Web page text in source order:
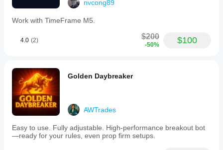
nvcong89
Work with TimeFrame M5.
4.0 (2) $200
-50% $100
Golden Daybreaker
AWTrades
Easy to use. Fully adjustable. High-performance breakout bot
—ready for your rules, even prop firm setups.